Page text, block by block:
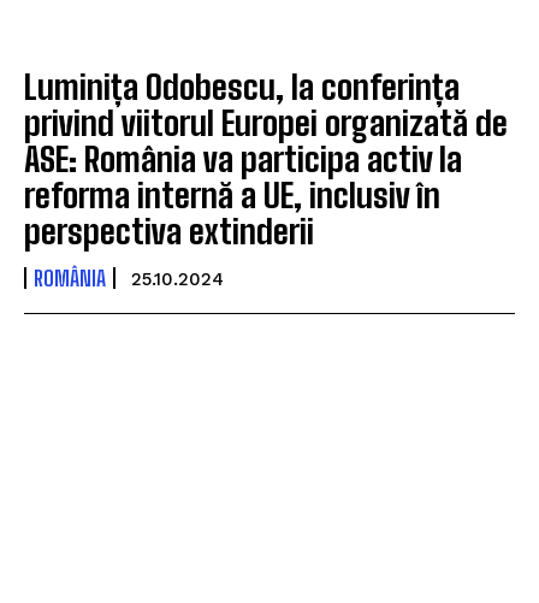
Luminița Odobescu, la conferința
privind viitorul Europei organizată de
ASE: România va participa activ la
reforma internă a UE, inclusiv în
perspectiva extinderii
ROMÂNIA 25.10.2024